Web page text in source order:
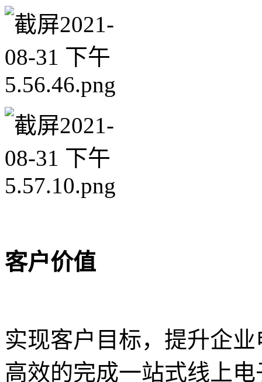
客户价值
实现客户目标，提升企
高效的完成一站式线上